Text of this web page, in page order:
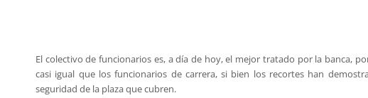
El colectivo de funcionarios es, a día de hoy, el mejor tratado por la banca,
casi igual que los funcionarios de carrera, si bien los recortes han
seguridad de la plaza que cubren.